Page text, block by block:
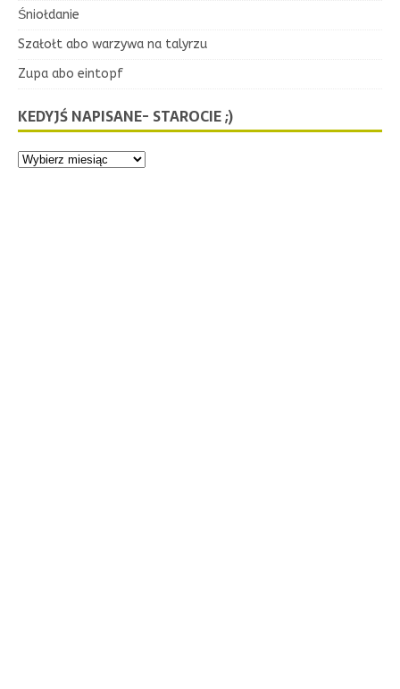
Śniołdanie
Szałołt abo warzywa na talyrzu
Zupa abo eintopf
KEDYJŚ NAPISANE- STAROCIE ;)